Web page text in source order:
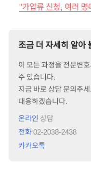
"가압류 신청, 여러
조금 더 자세히 알아
이 모든 과정을 전문변
수 있습니다.
지금 바로 상담 문의주
대응하겠습니다.
온라인 상담
전화02-2038-2438
카카오톡